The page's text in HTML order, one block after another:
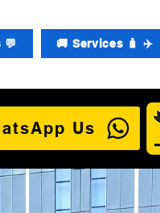
💬 🚚 Services 🧳 ✈️
Us